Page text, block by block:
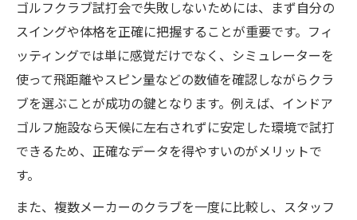
ゴルフクラブ試打会で失敗しないためには、まず自分の
スイングや体格を正確に把握することが重要です。フィ
ッティングでは単に感覚だけでなく、シミュレーターを
使って飛距離やスピン量などの数値を確認しながらクラ
ブを選ぶことが成功の鍵となります。例えば、インドア
ゴルフ施設なら天候に左右されずに安定した環境で試打
できるため、正確なデータを得やすいのがメリットで
す。
また、複数メーカーのクラブを一度に比較し、スタッフ